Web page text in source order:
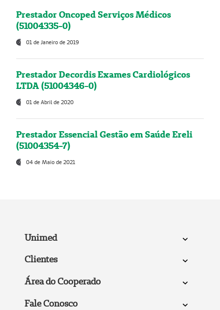
Prestador Oncoped Serviços Médicos
(51004335-0)
01 de Janeiro de 2019
Prestador Decordis Exames Cardiológicos
LTDA (51004346-0)
01 de Abril de 2020
Prestador Essencial Gestão em Saúde Ereli
(51004354-7)
04 de Maio de 2021
Unimed
Clientes
Área do Cooperado
Fale Conosco